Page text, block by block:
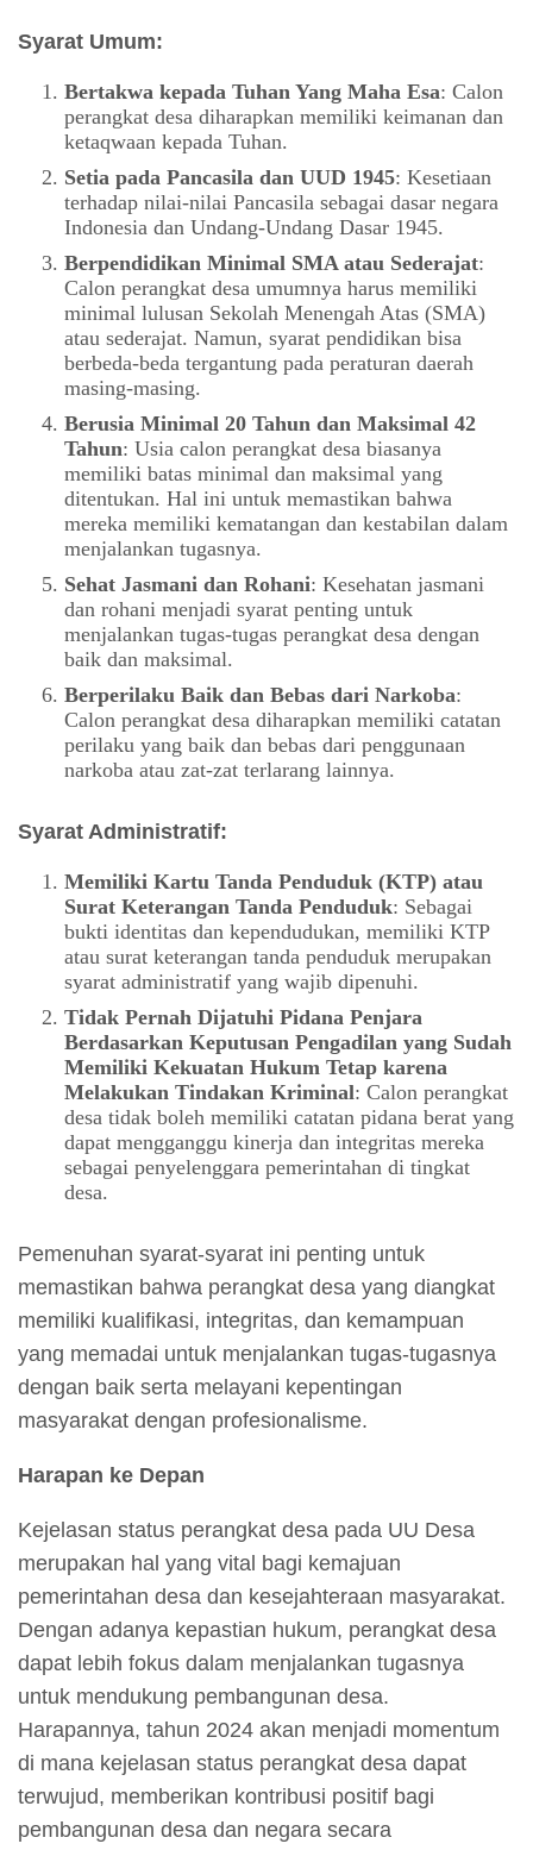
Syarat Umum:
Bertakwa kepada Tuhan Yang Maha Esa: Calon
perangkat desa diharapkan memiliki keimanan dan
ketaqwaan kepada Tuhan.
Setia pada Pancasila dan UUD 1945: Kesetiaan
terhadap nilai-nilai Pancasila sebagai dasar negara
Indonesia dan Undang-Undang Dasar 1945.
Berpendidikan Minimal SMA atau Sederajat:
Calon perangkat desa umumnya harus memiliki
minimal lulusan Sekolah Menengah Atas (SMA)
atau sederajat. Namun, syarat pendidikan bisa
berbeda-beda tergantung pada peraturan daerah
masing-masing.
Berusia Minimal 20 Tahun dan Maksimal 42
Tahun: Usia calon perangkat desa biasanya
memiliki batas minimal dan maksimal yang
ditentukan. Hal ini untuk memastikan bahwa
mereka memiliki kematangan dan kestabilan dalam
menjalankan tugasnya.
Sehat Jasmani dan Rohani: Kesehatan jasmani
dan rohani menjadi syarat penting untuk
menjalankan tugas-tugas perangkat desa dengan
baik dan maksimal.
Berperilaku Baik dan Bebas dari Narkoba:
Calon perangkat desa diharapkan memiliki catatan
perilaku yang baik dan bebas dari penggunaan
narkoba atau zat-zat terlarang lainnya.
Syarat Administratif:
Memiliki Kartu Tanda Penduduk (KTP) atau
Surat Keterangan Tanda Penduduk: Sebagai
bukti identitas dan kependudukan, memiliki KTP
atau surat keterangan tanda penduduk merupakan
syarat administratif yang wajib dipenuhi.
Tidak Pernah Dijatuhi Pidana Penjara
Berdasarkan Keputusan Pengadilan yang Sudah
Memiliki Kekuatan Hukum Tetap karena
Melakukan Tindakan Kriminal: Calon perangkat
desa tidak boleh memiliki catatan pidana berat yang
dapat mengganggu kinerja dan integritas mereka
sebagai penyelenggara pemerintahan di tingkat
desa.
Pemenuhan syarat-syarat ini penting untuk
memastikan bahwa perangkat desa yang diangkat
memiliki kualifikasi, integritas, dan kemampuan
yang memadai untuk menjalankan tugas-tugasnya
dengan baik serta melayani kepentingan
masyarakat dengan profesionalisme.
Harapan ke Depan
Kejelasan status perangkat desa pada UU Desa
merupakan hal yang vital bagi kemajuan
pemerintahan desa dan kesejahteraan masyarakat.
Dengan adanya kepastian hukum, perangkat desa
dapat lebih fokus dalam menjalankan tugasnya
untuk mendukung pembangunan desa.
Harapannya, tahun 2024 akan menjadi momentum
di mana kejelasan status perangkat desa dapat
terwujud, memberikan kontribusi positif bagi
pembangunan desa dan negara secara